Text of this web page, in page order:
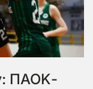
ΠΑΟΚ-